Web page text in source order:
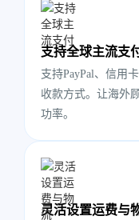
支持全球主流支
支持PayPal、信用
收款方式。让海外
功率。
灵活设置运费与